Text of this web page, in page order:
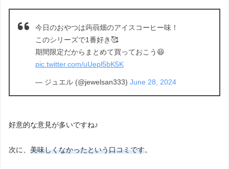
今日のおやつは蒟蒻畑のアイスコーヒー味！
このシリーズで1番好き🥰
期間限定だからまとめて買っておこう😆
pic.twitter.com/uUepl5bK5K
— ジュエル (@jewelsan333) June 28, 2024
好意的な意見が多いですね♪
次に、 美味しくなかったという口コミです。